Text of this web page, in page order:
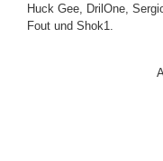
Huck Gee, DrilOne,
Fout und Shok1.